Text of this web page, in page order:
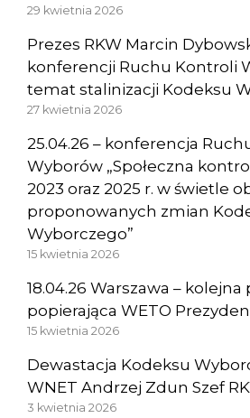
29 kwietnia 2026
Prezes RKW Marcin
konferencji Ruchu Kontroli
temat stalinizacji Kodeksu
27 kwietnia 2026
25.04.26 – konferencja
Wyborów „Społeczna
2023 oraz 2025 r. w świetle
proponowanych zmian
Wyborczego”
15 kwietnia 2026
18.04.26 Warszawa – kolejna
popierająca WETO
15 kwietnia 2026
Dewastacja Kodeksu
WNET Andrzej Zdun Szef
3 kwietnia 2026